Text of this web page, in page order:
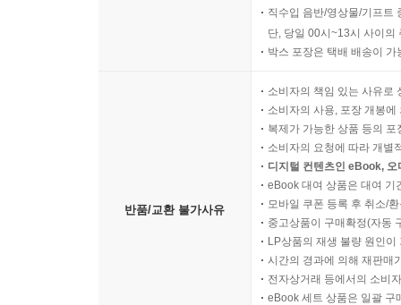
직수입 음반/영상물/기프트
단, 당일 00시~13시 사이의
박스 포장은 택배 배송이
반품/교환 불가사유
소비자의 책임 있는 사유로
소비자의 사용, 포장 개봉
복제가 가능한 상품 등의
소비자의 요청에 따라 개별
디지털 컨텐츠인 eBook,
eBook 대여 상품은 대여 기
모바일 쿠폰 등록 후 취소/
중고상품이 구매확정(자동
LP상품의 재생 불량 원인
시간의 경과에 의해 재판매
전자상거래 등에서의 소비
eBook 세트 상품은 일괄 구